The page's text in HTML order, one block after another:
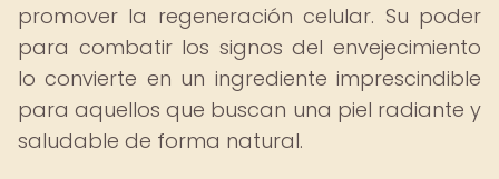
promover la regeneración celular. Su poder
para combatir los signos del envejecimiento
lo convierte en un ingrediente imprescindible
para aquellos que buscan una piel radiante y
saludable de forma natural.